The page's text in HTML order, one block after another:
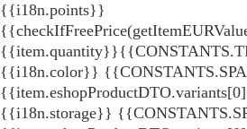
{{i18n.points}}
{{i18n.color}}
{{i18n.storage}}